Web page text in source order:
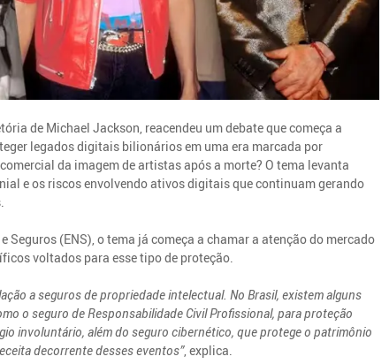
de Michael Jackson, reacendeu um debate que começa a
legados digitais bilionários em uma era marcada por
da imagem de artistas após a morte? O tema levanta
e os riscos envolvendo ativos digitais que continuam gerando
(ENS), o tema já começa a chamar a atenção do mercado
voltados para esse tipo de proteção.
a seguros de propriedade intelectual. No Brasil, existem alguns
o seguro de Responsabilidade Civil Profissional, para proteção
involuntário, além do seguro cibernético, que protege o patrimônio
decorrente desses eventos”, explica.